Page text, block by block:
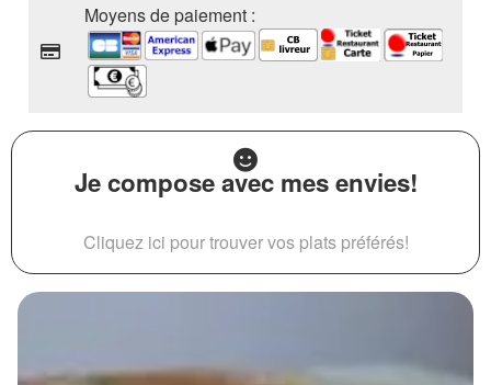
Moyens de paiement :
Je compose avec mes envies!
Cliquez ici pour trouver vos plats préférés!